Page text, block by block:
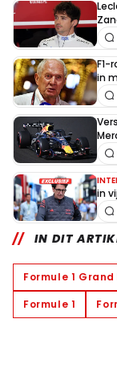
F1-
in
in
IN DIT
Formule 1
Formule 1